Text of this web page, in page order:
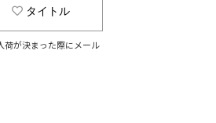
タイトル
が決まった際にメール